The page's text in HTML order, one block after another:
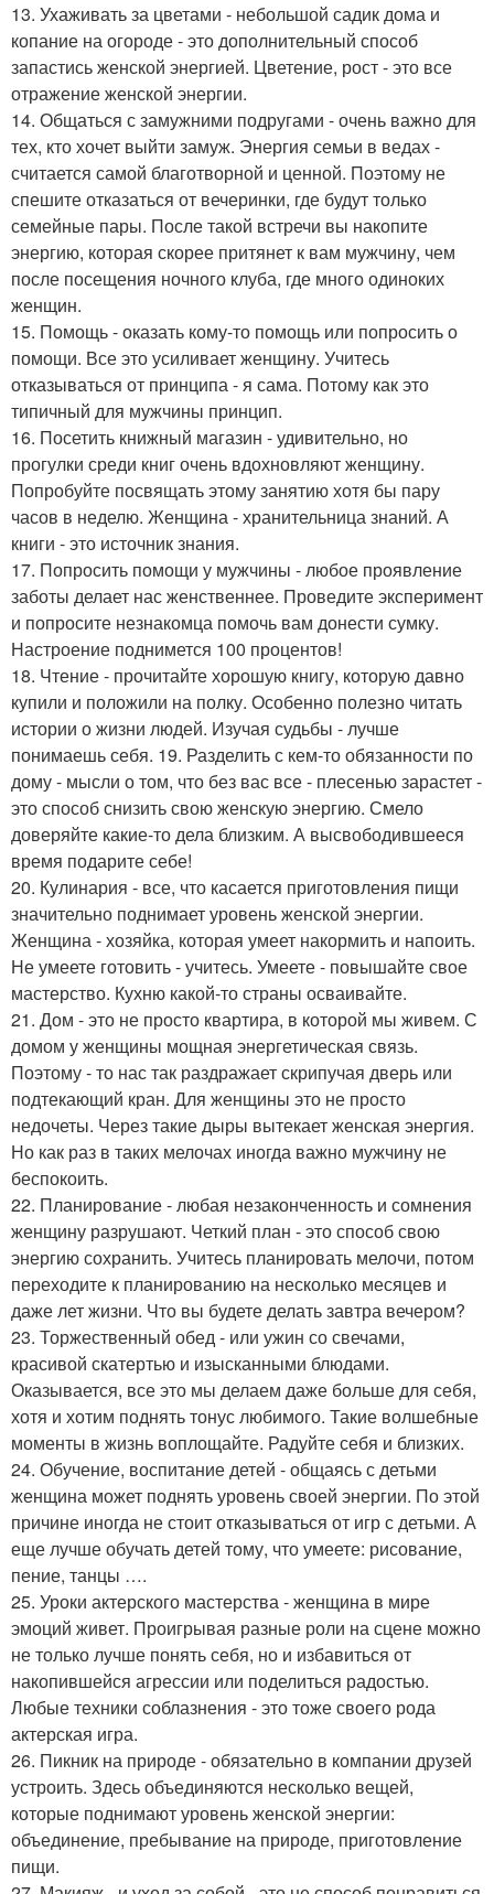
13. Ухаживать за цветами - небольшой садик дома и
копание на огороде - это дополнительный способ
запастись женской энергией. Цветение, рост - это все
отражение женской энергии.
14. Общаться с замужними подругами - очень важно для
тех, кто хочет выйти замуж. Энергия семьи в ведах -
считается самой благотворной и ценной. Поэтому не
спешите отказаться от вечеринки, где будут только
семейные пары. После такой встречи вы накопите
энергию, которая скорее притянет к вам мужчину, чем
после посещения ночного клуба, где много одиноких
женщин.
15. Помощь - оказать кому-то помощь или попросить о
помощи. Все это усиливает женщину. Учитесь
отказываться от принципа - я сама. Потому как это
типичный для мужчины принцип.
16. Посетить книжный магазин - удивительно, но
прогулки среди книг очень вдохновляют женщину.
Попробуйте посвящать этому занятию хотя бы пару
часов в неделю. Женщина - хранительница знаний. А
книги - это источник знания.
17. Попросить помощи у мужчины - любое проявление
заботы делает нас женственнее. Проведите эксперимент
и попросите незнакомца помочь вам донести сумку.
Настроение поднимется 100 процентов!
18. Чтение - прочитайте хорошую книгу, которую давно
купили и положили на полку. Особенно полезно читать
истории о жизни людей. Изучая судьбы - лучше
понимаешь себя. 19. Разделить с кем-то обязанности по
дому - мысли о том, что без вас все - плесенью зарастет -
это способ снизить свою женскую энергию. Смело
доверяйте какие-то дела близким. А высвободившееся
время подарите себе!
20. Кулинария - все, что касается приготовления пищи
значительно поднимает уровень женской энергии.
Женщина - хозяйка, которая умеет накормить и напоить.
Не умеете готовить - учитесь. Умеете - повышайте свое
мастерство. Кухню какой-то страны осваивайте.
21. Дом - это не просто квартира, в которой мы живем. С
домом у женщины мощная энергетическая связь.
Поэтому - то нас так раздражает скрипучая дверь или
подтекающий кран. Для женщины это не просто
недочеты. Через такие дыры вытекает женская энергия.
Но как раз в таких мелочах иногда важно мужчину не
беспокоить.
22. Планирование - любая незаконченность и сомнения
женщину разрушают. Четкий план - это способ свою
энергию сохранить. Учитесь планировать мелочи, потом
переходите к планированию на несколько месяцев и
даже лет жизни. Что вы будете делать завтра вечером?
23. Торжественный обед - или ужин со свечами,
красивой скатертью и изысканными блюдами.
Оказывается, все это мы делаем даже больше для себя,
хотя и хотим поднять тонус любимого. Такие волшебные
моменты в жизнь воплощайте. Радуйте себя и близких.
24. Обучение, воспитание детей - общаясь с детьми
женщина может поднять уровень своей энергии. По этой
причине иногда не стоит отказываться от игр с детьми. А
еще лучше обучать детей тому, что умеете: рисование,
пение, танцы ….
25. Уроки актерского мастерства - женщина в мире
эмоций живет. Проигрывая разные роли на сцене можно
не только лучше понять себя, но и избавиться от
накопившейся агрессии или поделиться радостью.
Любые техники соблазнения - это тоже своего рода
актерская игра.
26. Пикник на природе - обязательно в компании друзей
устроить. Здесь объединяются несколько вещей,
которые поднимают уровень женской энергии:
объединение, пребывание на природе, приготовление
пищи.